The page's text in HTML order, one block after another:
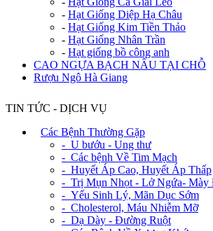
- Hạt Giống Diệp Hạ Châu
- Hạt Giống Kim Tiền Thảo
- Hạt Giống Nhân Trần
- Hạt giống bồ công anh
CAO NGỰA BẠCH NẤU TẠI CHỖ
Rượu Ngô Hà Giang
TIN TỨC - DỊCH VỤ
Các Bệnh Thường Gặp
- U bướu - Ung thư
- Các bệnh Về Tim Mạch
- Huyết Áp Cao, Huyết Áp Thấp
- Trị Mụn Nhọt - Lở Ngứa- Mày
- Yếu Sinh Lý, Mãn Dục Sớm
- Cholesterol, Máu Nhiễm Mỡ
- Dạ Dày - Đường Ruột